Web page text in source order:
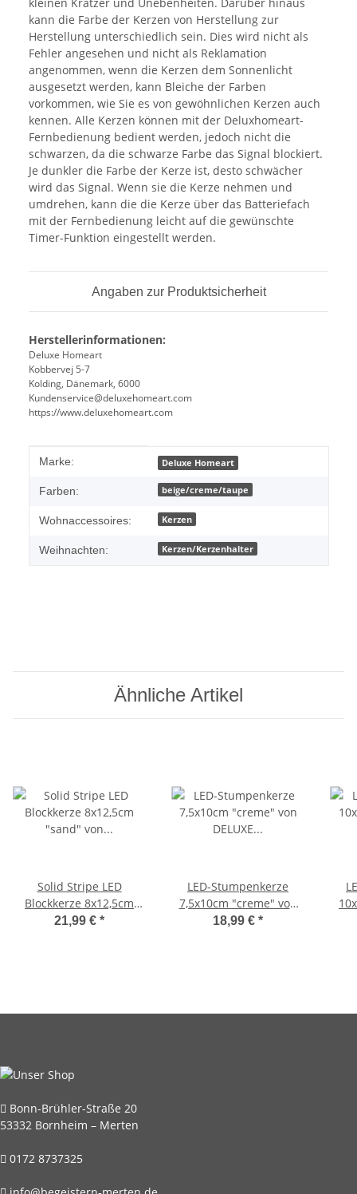
kann die Farbe der Kerzen von Herstellung zur
Herstellung unterschiedlich sein. Dies wird nicht als
Fehler angesehen und nicht als Reklamation
angenommen, wenn die Kerzen dem Sonnenlicht
ausgesetzt werden, kann Bleiche der Farben
vorkommen, wie Sie es von gewöhnlichen Kerzen auch
kennen. Alle Kerzen können mit der Deluxhomeart-
Fernbedienung bedient werden, jedoch nicht die
schwarzen, da die schwarze Farbe das Signal blockiert.
Je dunkler die Farbe der Kerze ist, desto schwächer
wird das Signal. Wenn sie die Kerze nehmen und
umdrehen, kann die die Kerze über das Batteriefach
mit der Fernbedienung leicht auf die gewünschte
Timer-Funktion eingestellt werden.
Angaben zur Produktsicherheit
Herstellerinformationen:
Deluxe Homeart
Kobbervej 5-7
Kolding, Dänemark, 6000
Kundenservice@deluxehomeart.com
https://www.deluxehomeart.com
Produkteigenschaft
Wert
Marke: Deluxe Homeart
Farben: beige/creme/taupe
Wohnaccessoires: Kerzen
Weihnachten: Kerzen/Kerzenhalter
Ähnliche Artikel
Solid Stripe LED
Blockkerze 8x12,5cm
"sand" von DELUXE
21,99 € *
LED-Stumpenkerze
7,5x10cm "creme" von
DELUXE Homeart
18,99 € *
Bonn-Brühler-Straße 20
53332 Bornheim – Merten
0172 8737325